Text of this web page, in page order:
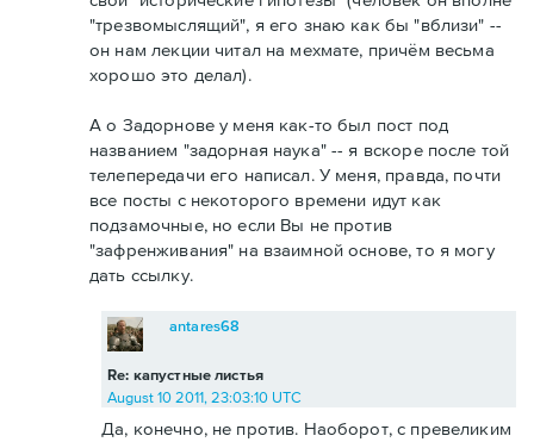
"трезвомыслящий", я его знаю как бы "вблизи" --
он нам лекции читал на мехмате, причём весьма
хорошо это делал).
А о Задорнове у меня как-то был пост под
названием "задорная наука" -- я вскоре после той
телепередачи его написал. У меня, правда, почти
все посты с некоторого времени идут как
подзамочные, но если Вы не против
"зафренживания" на взаимной основе, то я могу
дать ссылку.
Re: капустные листья
antares68
August 10 2011, 23:03:10 UTC
Да, конечно, не против. Наоборот, с превеликим